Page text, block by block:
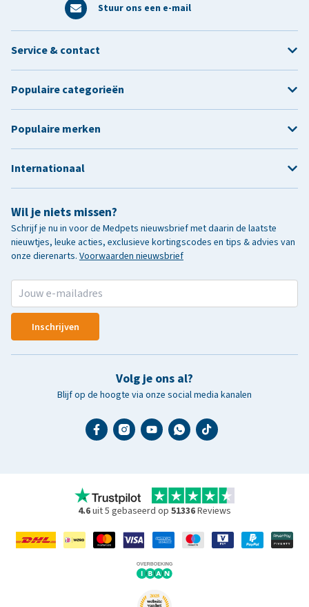
Stuur ons een e-mail
Wil je niets missen?
Schrijf je nu in voor de Medpets nieuwsbrief met daarin de laatste
nieuwtjes, leuke acties, exclusieve kortingscodes en tips & advies van
onze dierenarts. Voorwaarden nieuwsbrief
Inschrijven
Volg je ons al?
Blijf op de hoogte via onze social media kanalen
Service & contact
Populaire categorieën
Populaire merken
Internationaal
4.6uit 5 gebaseerd op 51336Reviews